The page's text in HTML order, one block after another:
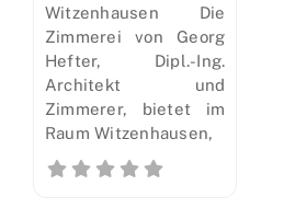
Witzenhausen Die
Zimmerei von Georg
Hefter, Dipl.-Ing.
Architekt und
Zimmerer, bietet im
Raum Witzenhausen,